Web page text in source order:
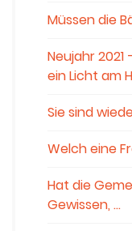
Müssen die
Neujahr
ein Licht am
Sie sind
Welch eine
Hat die
Gewissen, …